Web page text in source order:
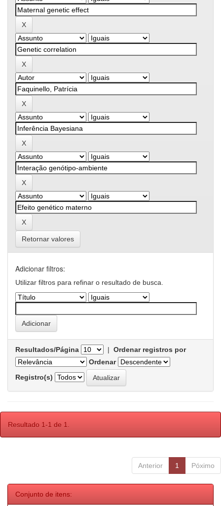
Retornar valores
Adicionar filtros:
Utilizar filtros para refinar o resultado de busca.
Resultados/Página | Ordenar registros por
Ordenar
Registro(s)
Resultado 1-1 de 1.
Anterior 1 Póximo
Conjunto de itens: